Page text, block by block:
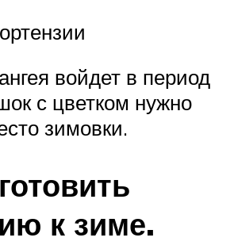
войдет в период
с цветком нужно
зимовки.
к зиме.